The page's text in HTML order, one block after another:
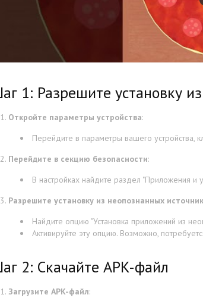
1: Разрешите установку
Откройте параметры устройства:
Перейдите в параметры вашего устройства,
Перейдите в секцию безопасности:
В настройках найдите раздел "Приложения
Разрешите установку из неопознанных
Найдите опцию "Установка приложений из
Активируйте эту опцию. Возможно,
2: Скачайте APK-файл
Загрузите APK-файл: